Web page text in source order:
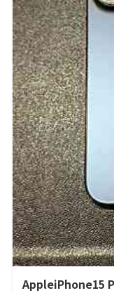
AppleiPhone15